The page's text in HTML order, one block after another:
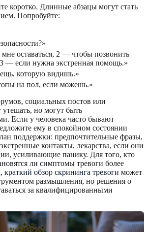
коротко. Длинные абзацы могут стать
Попробуйте:
мне оставаться, 2 — чтобы позвонить
— если нужна экстренная помощь.»
которую видишь.»
на пол, если можешь.»
социальных постов или
но могут быть
Если у человека часто бывают
ему в спокойном состоянии
поддержки: предпочтительные фразы,
контакты, лекарства, если они
усиливающие панику. Для того, кто
ли симптомы тревоги более
краткий обзор скрининга тревоги может
размышления, но решения о
за квалифицированными